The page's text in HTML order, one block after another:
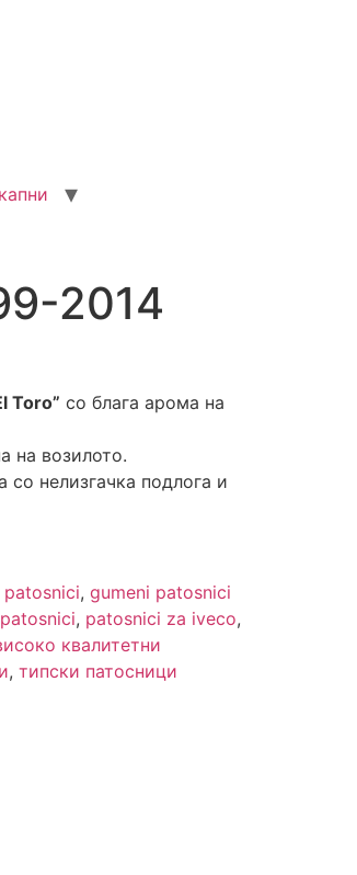
2014
Toro” со блага арома на
на возилото.
нелизгачка подлога и
patosnici, gumeni patosnici
patosnici, patosnici za iveco,
квалитетни
, типски патосници